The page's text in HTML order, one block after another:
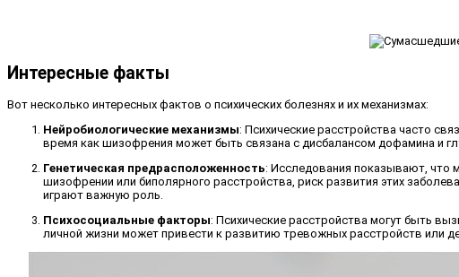
Интересные факты
Вот несколько интересных фактов о психических болезнях и их механизмах:
Нейробиологические механизмы: Психические расстройства часто
время как шизофрения может быть связана с дисбалансом дофамина и
Генетическая предрасположенность: Исследования показывают, что
шизофрении или биполярного расстройства, риск развития этих
играют важную роль.
Психосоциальные факторы: Психические расстройства могут быть
личной жизни может привести к развитию тревожных расстройств или